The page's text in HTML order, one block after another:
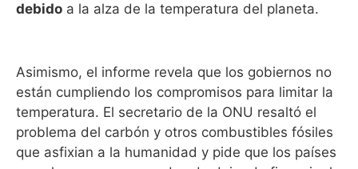
debido a la alza de la temperatura del planeta.
Asimismo, el informe revela que los gobiernos no
están cumpliendo los compromisos para limitar la
temperatura. El secretario de la ONU resaltó el
problema del carbón y otros combustibles fósiles
que asfixian a la humanidad y pide que los países